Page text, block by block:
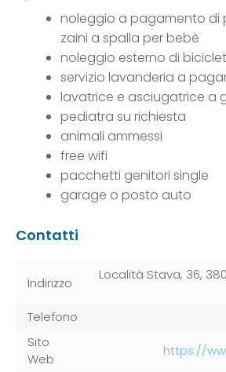
noleggio a pagamento di
zaini a spalla per bebè
noleggio esterno di
servizio lavanderia a
lavatrice e asciugatrice a
pediatra su richiesta
animali ammessi
free wifi
pacchetti genitori single
garage o posto auto
Contatti
Indirizzo
Località Stava, 36,
Telefono
Sito
Web
https://